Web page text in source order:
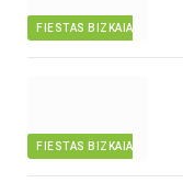
FIESTAS BIZKAIA
FIESTAS BIZKAIA